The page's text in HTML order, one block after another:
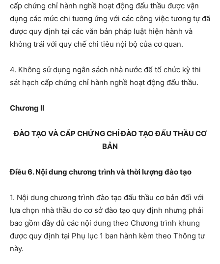
cấp chứng chỉ hành nghề hoạt động đấu thầu được vận
dụng các mức chi tương ứng với các công việc tương tự đã
được quy định tại các văn bản pháp luật hiện hành và
không trái với quy chế chi tiêu nội bộ của cơ quan.
4. Không sử dụng ngân sách nhà nước để tổ chức kỳ thi
sát hạch cấp chứng chỉ hành nghề hoạt động đấu thầu.
Chương II
ĐÀO TẠO VÀ CẤP CHỨNG CHỈ ĐÀO TẠO ĐẤU THẦU CƠ
BẢN
Điều 6. Nội dung chương trình và thời lượng đào tạo
1. Nội dung chương trình đào tạo đấu thầu cơ bản đối với
lựa chọn nhà thầu do cơ sở đào tạo quy định nhưng phải
bao gồm đầy đủ các nội dung theo Chương trình khung
được quy định tại Phụ lục 1 ban hành kèm theo Thông tư
này.